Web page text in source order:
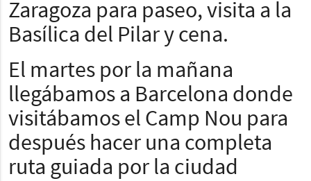
Zaragoza para paseo, visita a la
Basílica del Pilar y cena.
El martes por la mañana
llegábamos a Barcelona donde
visitábamos el Camp Nou para
después hacer una completa
ruta guiada por la ciudad